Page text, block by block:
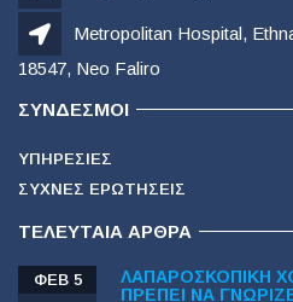
Metropolitan Hospital,
18547, Neo Faliro
ΣΎΝΔΕΣΜΟΙ
ΥΠΗΡΕΣΊΕΣ
ΣΥΧΝΈΣ ΕΡΩΤΉΣΕΙΣ
ΤΕΛΕΥΤΑΊΑ ΆΡΘΡΑ
ΛΑΠΑΡΟΣΚΟΠΙΚΉ
ΠΡΈΠΕΙ ΝΑ
ΦΕΒ 5